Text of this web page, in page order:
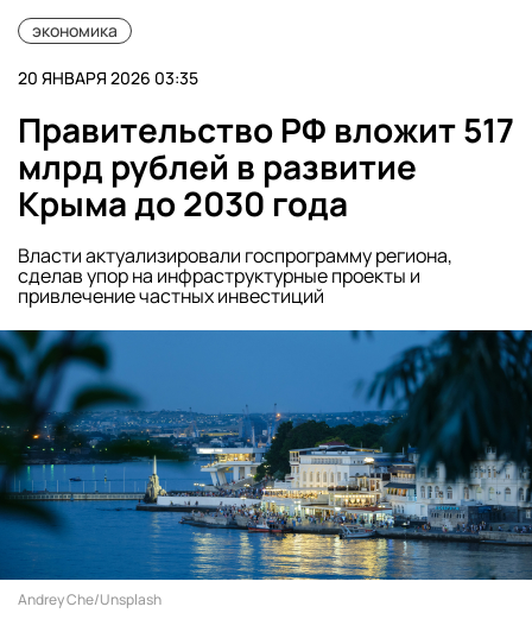
экономика
20 ЯНВАРЯ 2026 03:35
Правительство РФ вложит 517
млрд рублей в развитие
Крыма до 2030 года
Власти актуализировали госпрограмму региона,
сделав упор на инфраструктурные проекты и
привлечение частных инвестиций
Andrey Che/Unsplash